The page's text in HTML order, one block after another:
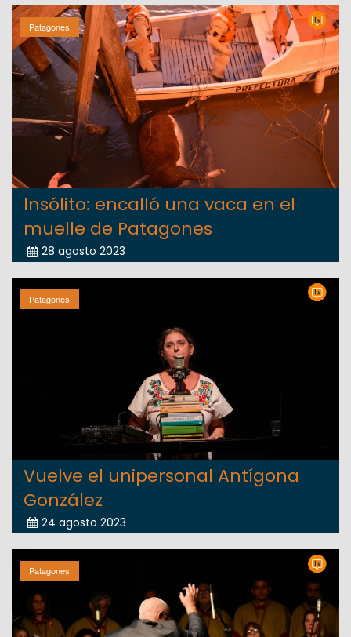
Patagones
Insólito: encalló una vaca en el
muelle de Patagones
28 agosto 2023
Patagones
Vuelve el unipersonal Antígona
González
24 agosto 2023
Patagones